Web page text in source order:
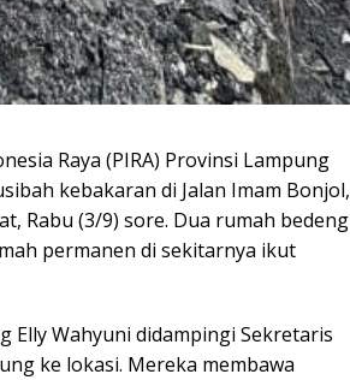
Raya (PIRA) Provinsi Lampung
kebakaran di Jalan Imam Bonjol,
Rabu (3/9) sore. Dua rumah bedeng
permanen di sekitarnya ikut
Elly Wahyuni didampingi Sekretaris
ke lokasi. Mereka membawa